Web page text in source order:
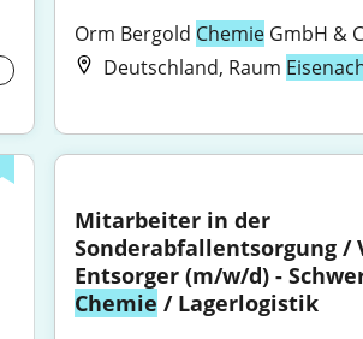
Orm Bergold Chemie GmbH &
Deutschland, Raum
Mitarbeiter in der
Sonderabfallentsorgung /
Chemie / Lagerlogistik